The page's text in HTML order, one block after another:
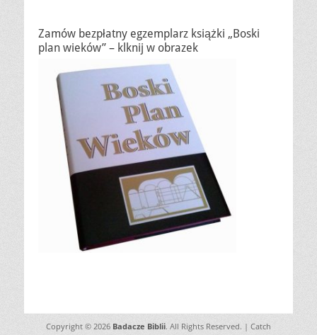
Zamów bezpłatny egzemplarz książki „Boski
plan wieków” – klknij w obrazek
Copyright © 2026 Badacze Biblii. All Rights Reserved. | Catch